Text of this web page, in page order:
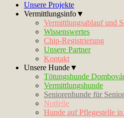
Unsere Projekte
Vermittlungsinfo▼
Vermittlungsablauf und
Wissenswertes
Chip-Registrierung
Unsere Partner
Kontakt
Unsere Hunde▼
Tötungshunde
Vermittlungshunde
Seniorenhunde für
Notfelle
Hunde auf Pflegestelle